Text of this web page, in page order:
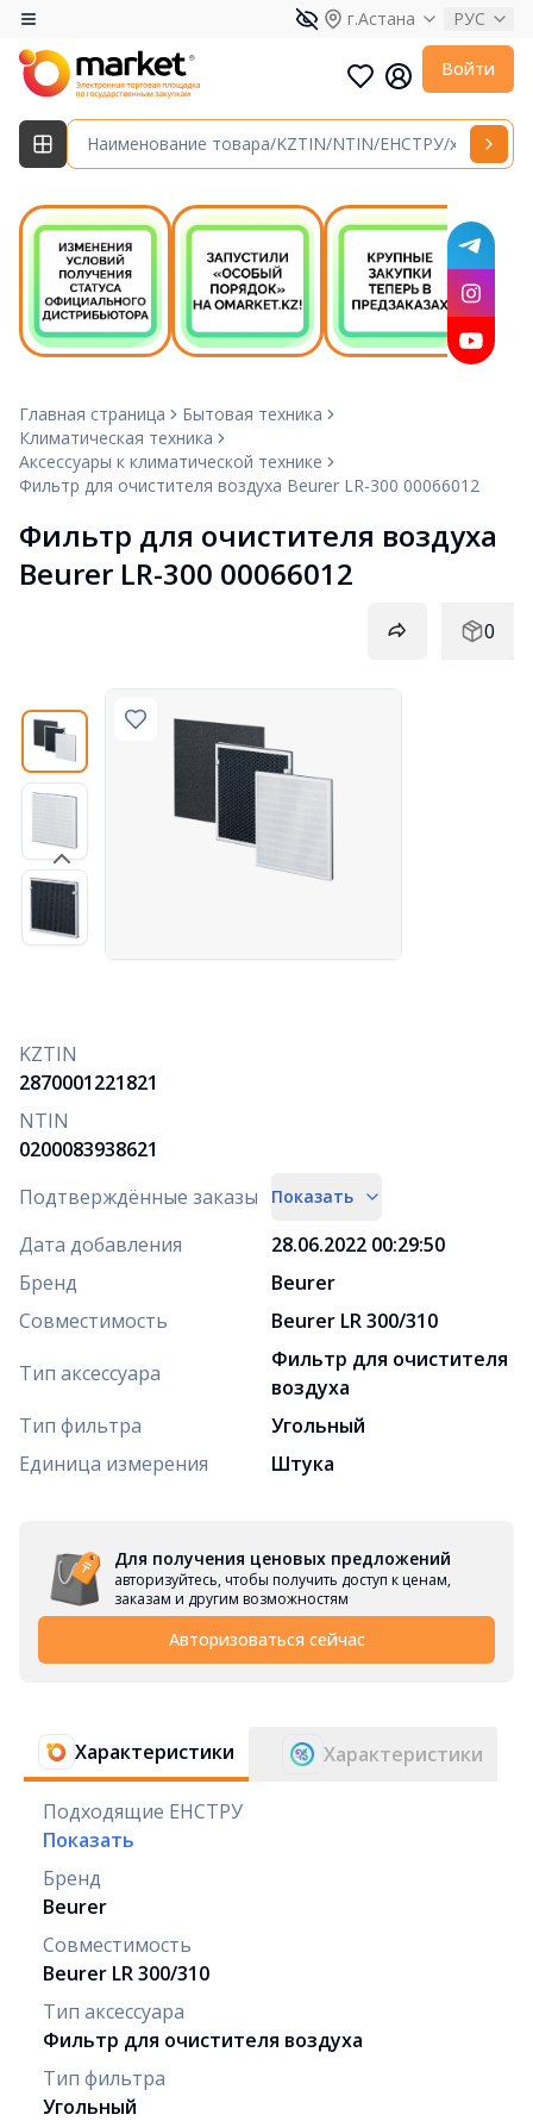
г.Астана РУС
Войти
Главная страница
Бытовая техника
Климатическая техника
Аксессуары к климатической технике
Фильтр для очистителя воздуха Beurer LR-300 00066012
Фильтр для очистителя воздуха
Beurer LR-300 00066012
0
KZTIN
2870001221821
NTIN
0200083938621
Подтверждённые заказы
Показать
Дата добавления
28.06.2022 00:29:50
Бренд
Beurer
Совместимость
Beurer LR 300/310
Тип аксессуара
Фильтр для очистителя
воздуха
Тип фильтра
Угольный
Единица измерения
Штука
Для получения ценовых предложений
авторизуйтесь, чтобы получить доступ к ценам,
заказам и другим возможностям
Авторизоваться сейчас
Характеристики Характеристики
Подходящие ЕНСТРУ
Показать
Бренд
Beurer
Совместимость
Beurer LR 300/310
Тип аксессуара
Фильтр для очистителя воздуха
Тип фильтра
Угольный